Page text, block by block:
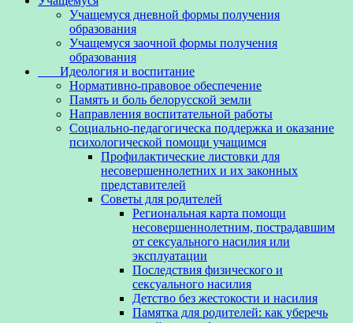
Учащемуся дневной формы получения
образования
Учащемуся заочной формы получения
образования
Идеология и воспитание
Нормативно-правовое обеспечение
Память и боль белорусской земли
Направления воспитательной работы
Социально-педагогическа поддержка и оказание
психологической помощи учащимся
Профилактические листовки для
несовершеннолетних и их законных
представителей
Советы для родителей
Региональная карта помощи
несовершеннолетним, пострадавшим
от сексуального насилия или
эксплуатации
Последствия физического и
сексуального насилия
Детство без жестокости и насилия
Памятка для родителей: как уберечь